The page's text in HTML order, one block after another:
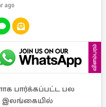
ago
விளம்பரம்
பார்க்கப்பட்ட பல
இலங்கையில்